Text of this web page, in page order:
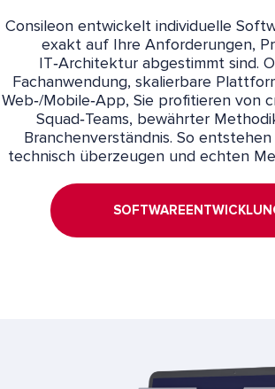
Consileon entwickelt individuelle
exakt auf Ihre Anforderungen,
IT‑Architektur abgestimmt sind.
Fachanwendung, skalierbare
Web‑/Mobile‑App, Sie profitieren von
Squad‑Teams, bewährter
Branchenverständnis. So
technisch überzeugen und echten